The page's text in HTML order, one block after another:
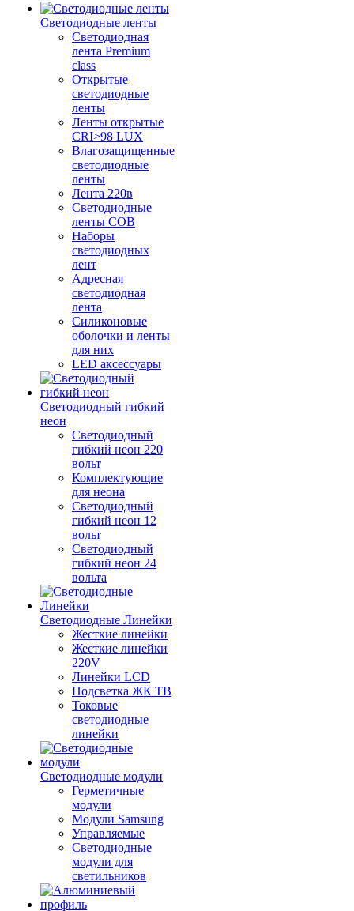
Светодиодные ленты
Светодиодная
лента Premium
class
Открытые
светодиодные
ленты
Ленты открытые
CRI>98 LUX
Влагозащищенные
светодиодные
ленты
Лента 220в
Светодиодные
ленты COB
Наборы
светодиодных
лент
Адресная
светодиодная
лента
Силиконовые
оболочки и ленты
для них
LED аксессуары
Светодиодный гибкий
неон
Светодиодный
гибкий неон 220
вольт
Комплектующие
для неона
Светодиодный
гибкий неон 12
вольт
Светодиодный
гибкий неон 24
вольта
Светодиодные Линейки
Жесткие линейки
Жесткие линейки
220V
Линейки LCD
Подсветка ЖК ТВ
Токовые
светодиодные
линейки
Светодиодные модули
Герметичные
модули
Модули Samsung
Управляемые
Светодиодные
модули для
светильников